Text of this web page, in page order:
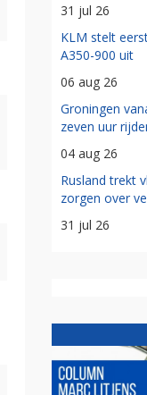
31 jul 26
KLM stelt
A350-900 uit
06 aug 26
Groningen
zeven uur
04 aug 26
Rusland trekt
zorgen over
31 jul 26